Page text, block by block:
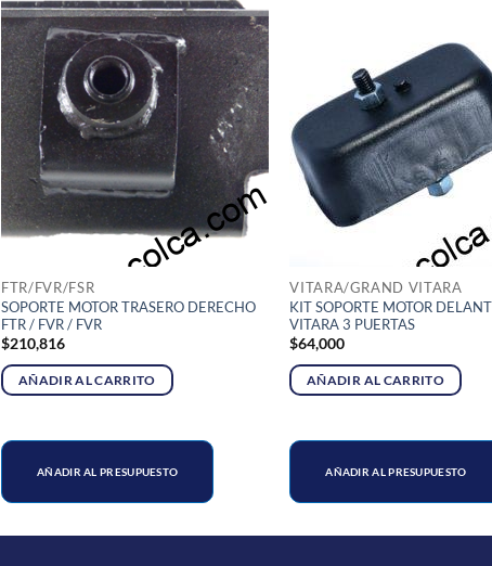
FTR/FVR/FSR
SOPORTE MOTOR TRASERO DERECHO
FTR / FVR / FVR
$210,816
AÑADIR AL CARRITO
AÑADIR AL PRESUPUESTO
VITARA/GRAND VITARA
KIT SOPORTE MOTOR
VITARA 3 PUERTAS
$64,000
AÑADIR AL CARRITO
AÑADIR AL PRESUPUESTO